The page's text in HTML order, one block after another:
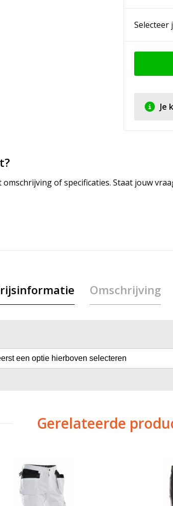
Selecteer
Je
of specificaties. Staat jouw
Omschrijving
een optie hierboven selecteren
Gerelateerde